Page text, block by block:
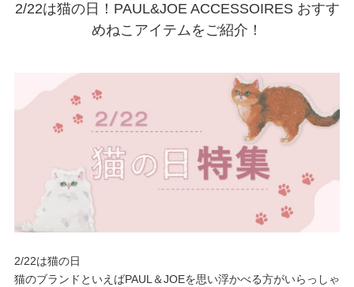
アイテムを選択
価格帯
2/22は猫の日！PAUL&JOE ACCESSOIRES おすす
めねこアイテムをご紹介！
2/22は猫の日
猫のブランドといえばPAUL＆JOEを思い浮かべる方がいらっしゃ